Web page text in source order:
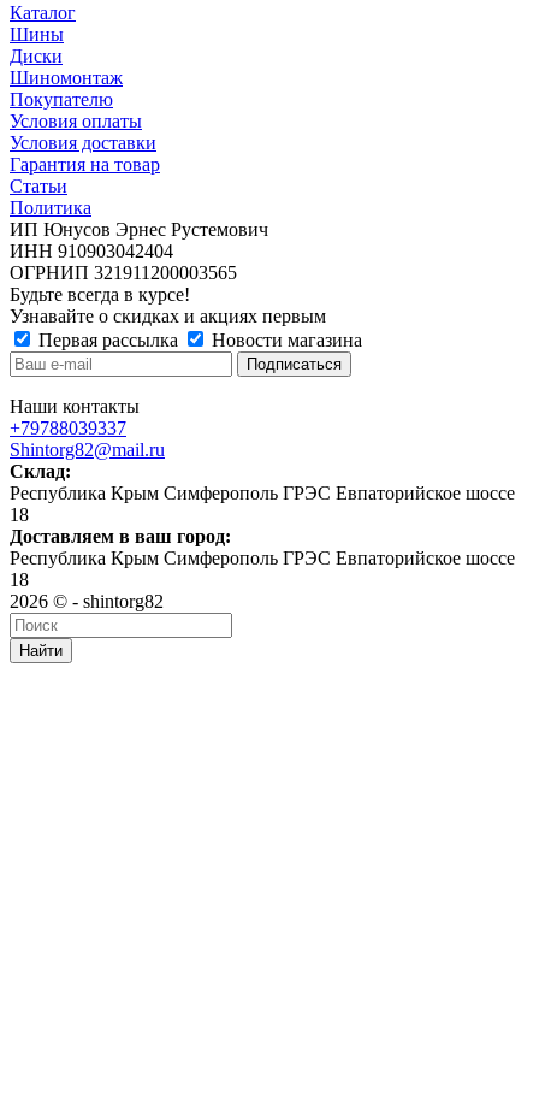
Каталог
Шины
Диски
Шиномонтаж
Покупателю
Условия оплаты
Условия доставки
Гарантия на товар
Статьи
Политика
ИП Юнусов Эрнес Рустемович
ИНН 910903042404
ОГРНИП 321911200003565
Будьте всегда в курсе!
Узнавайте о скидках и акциях первым
Первая рассылка
Новости магазина
Наши контакты
+79788039337
Shintorg82@mail.ru
Склад:
Республика Крым Симферополь ГРЭС Евпаторийское шоссе
18
Доставляем в ваш город:
Республика Крым Симферополь ГРЭС Евпаторийское шоссе
18
2026 © - shintorg82
Найти